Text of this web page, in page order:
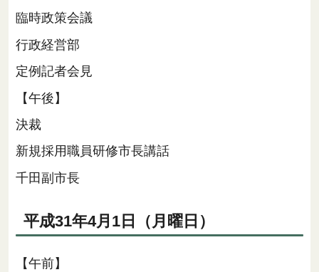
臨時政策会議
行政経営部
定例記者会見
【午後】
決裁
新規採用職員研修市長講話
千田副市長
平成31年4月1日（月曜日）
【午前】